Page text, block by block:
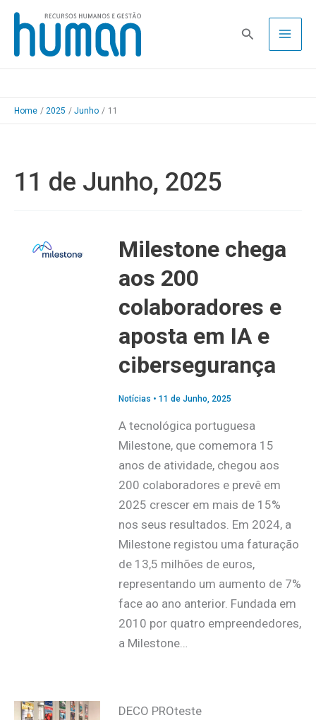
Skip
content
Pesquisa
Home 2025 Junho 11
11 de Junho, 2025
Milestone chega
aos 200
colaboradores e
aposta em IA e
cibersegurança
Notícias • 11 de Junho, 2025
A tecnológica portuguesa
Milestone, que comemora 15
anos de atividade, chegou aos
200 colaboradores e prevê em
2025 crescer em mais de 15%
nos seus resultados. Em 2024, a
Milestone registou uma faturação
de 13,5 milhões de euros,
representando um aumento de 7%
face ao ano anterior. Fundada em
2010 por quatro empreendedores,
a Milestone…
DECO PROteste